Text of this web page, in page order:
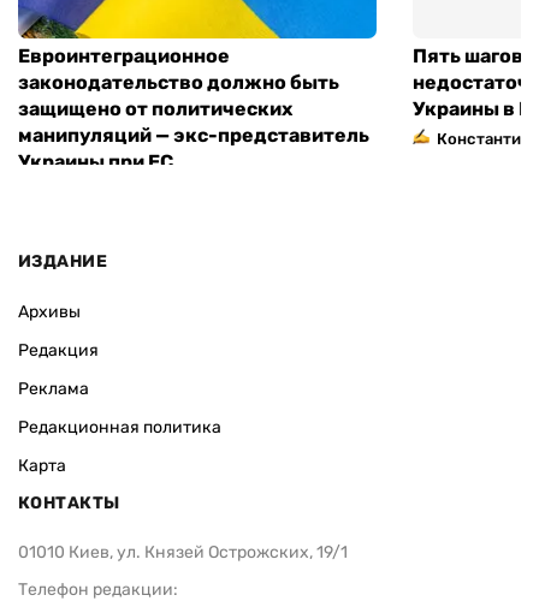
Евроинтеграционное
законодательство должно быть
защищено от политических
манипуляций — экс-представитель
Украины при ЕС
Пять шагов
Украины в
Константин
ИЗДАНИЕ
Архивы
Редакция
Реклама
Редакционная политика
Карта
КОНТАКТЫ
01010 Киев, ул. Князей Острожских, 19/1
Телефон редакции: